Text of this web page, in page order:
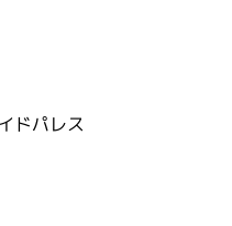
ドパレス